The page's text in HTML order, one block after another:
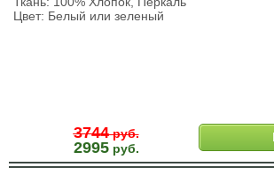
Цвет: Белый или зеленый
3744руб.
2995руб.